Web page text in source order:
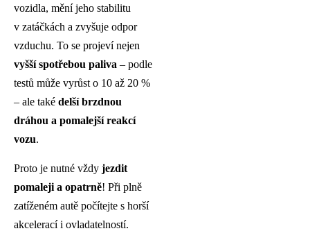
vozidla, mění jeho stabilitu
v zatáčkách a zvyšuje odpor
vzduchu. To se projeví nejen
vyšší spotřebou paliva – podle
testů může vyrůst o 10 až 20 %
– ale také delší brzdnou
dráhou a pomalejší reakcí
vozu.
Proto je nutné vždy jezdit
pomaleji a opatrně! Při plně
zatíženém autě počítejte s horší
akcelerací i ovladatelností.